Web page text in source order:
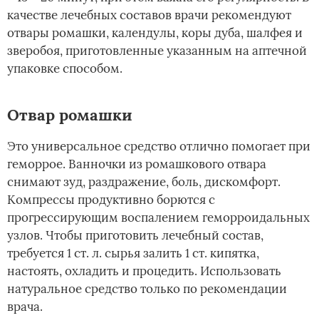
качестве лечебных составов врачи рекомендуют
отвары ромашки, календулы, коры дуба, шалфея и
зверобоя, приготовленные указанным на аптечной
упаковке способом.
Отвар ромашки
Это универсальное средство отлично помогает при
геморрое. Ванночки из ромашкового отвара
снимают зуд, раздражение, боль, дискомфорт.
Компрессы продуктивно борются с
прогрессирующим воспалением геморроидальных
узлов. Чтобы приготовить лечебный состав,
требуется 1 ст. л. сырья залить 1 ст. кипятка,
настоять, охладить и процедить. Использовать
натуральное средство только по рекомендации
врача.